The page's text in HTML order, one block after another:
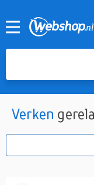
Verken